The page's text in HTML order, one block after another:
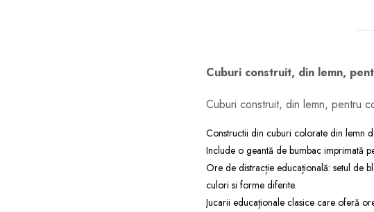
Cuburi construit, din lemn,
Cuburi construit, din lemn, pentru
Constructii din cuburi colorate din lemn
Include o geantă de bumbac imprimată
Ore de distracție educațională: setul de
culori si forme diferite.
Jucarii educaționale clasice care oferă